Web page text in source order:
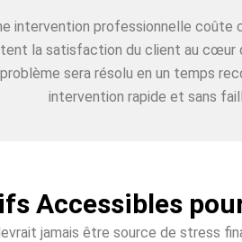
intervention professionnelle coûte
la satisfaction du client au
sera résolu en un temps
intervention rapide et sans
Accessibles
jamais être source de stress